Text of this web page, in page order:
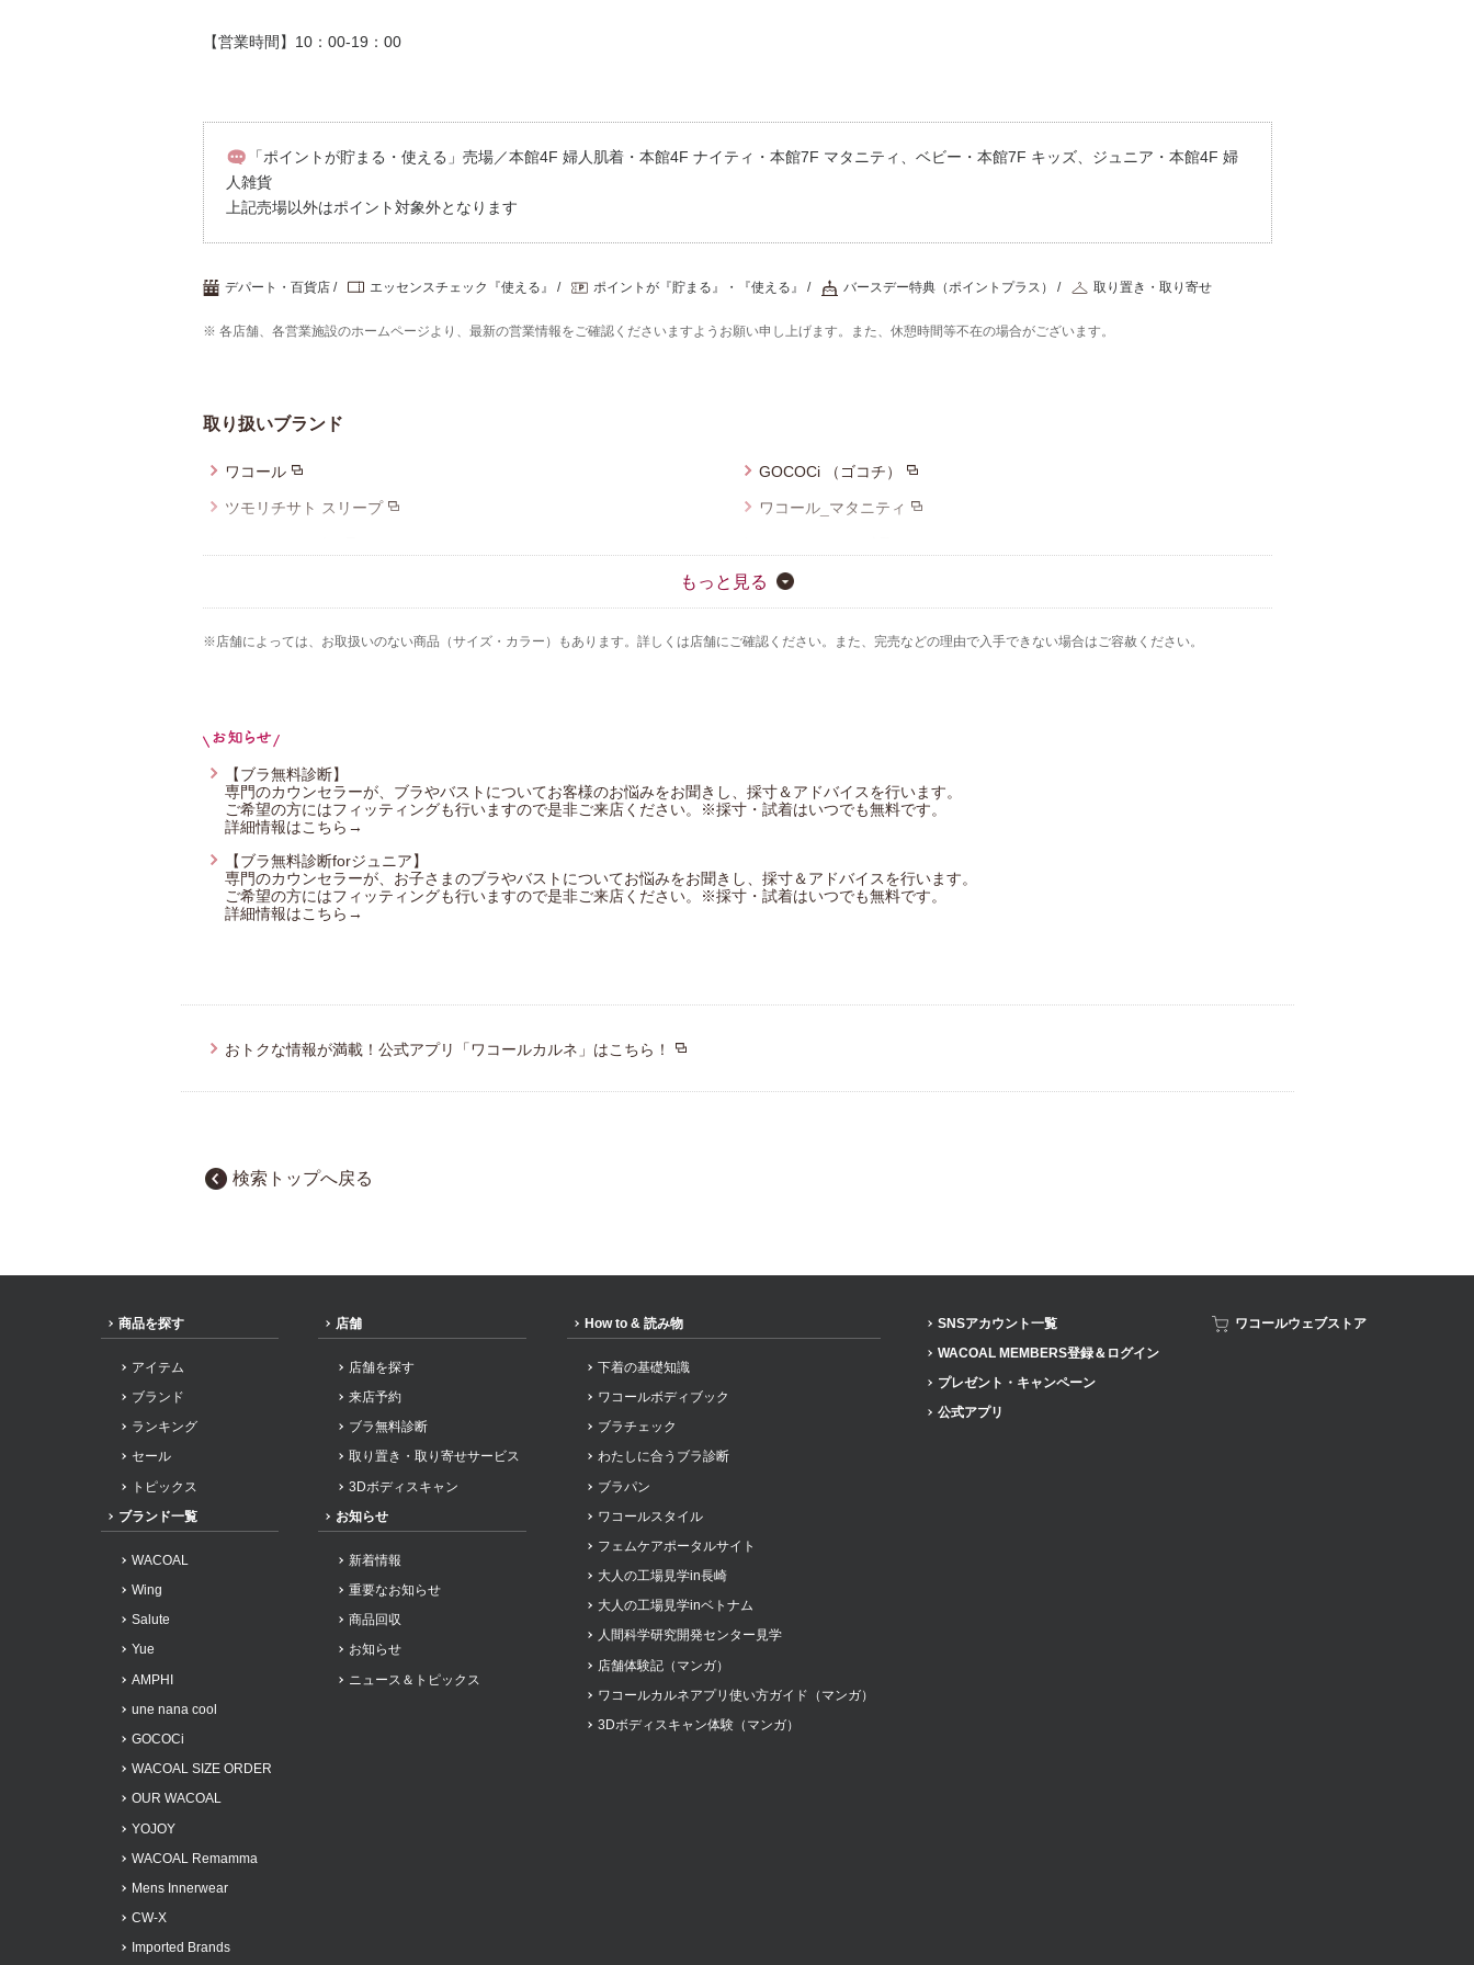
【営業時間】10：00-19：00
「ポイントが貯まる・使える」売場／本館4F 婦人肌着・本館4F ナイティ・本館7F マタニティ、ベビー・本館7F キッズ、ジュニア・本館4F 婦
人雑貨
上記売場以外はポイント対象外となります
デパート・百貨店 エッセンスチェック『使える』 ポイントが『貯まる』・『使える』 バースデー特典（ポイントプラス） 取り置き・取り寄せ
※ 各店舗、各営業施設のホームページより、最新の営業情報をご確認くださいますようお願い申し上げます。また、休憩時間等不在の場合がございます。
取り扱いブランド
ワコール GOCOCi （ゴコチ）
ツモリチサト スリープ ワコール_マタニティ
ワコール／睡眠科学
ワコール_カルソン ワコール／スイムウェア
もっと見る
※店舗によっては、お取扱いのない商品（サイズ・カラー）もあります。詳しくは店舗にご確認ください。また、完売などの理由で入手できない場合はご容赦ください。
【ブラ無料診断】
専門のカウンセラーが、ブラやバストについてお客様のお悩みをお聞きし、採寸＆アドバイスを行います。
ご希望の方にはフィッティングも行いますので是非ご来店ください。※採寸・試着はいつでも無料です。
詳細情報はこちら→
【ブラ無料診断forジュニア】
専門のカウンセラーが、お子さまのブラやバストについてお悩みをお聞きし、採寸＆アドバイスを行います。
ご希望の方にはフィッティングも行いますので是非ご来店ください。※採寸・試着はいつでも無料です。
詳細情報はこちら→
おトクな情報が満載！公式アプリ「ワコールカルネ」はこちら！
検索トップへ戻る
商品を探す
アイテム
ブランド
ランキング
セール
トピックス
ブランド一覧
WACOAL
Wing
Salute
Yue
AMPHI
une nana cool
GOCOCi
WACOAL SIZE ORDER
OUR WACOAL
YOJOY
WACOAL Remamma
Mens Innerwear
CW-X
Imported Brands
店舗
店舗を探す
来店予約
ブラ無料診断
取り置き・取り寄せサービス
3Dボディスキャン
お知らせ
新着情報
重要なお知らせ
商品回収
お知らせ
ニュース＆トピックス
How to & 読み物
下着の基礎知識
ワコールボディブック
ブラチェック
わたしに合うブラ診断
ブラパン
ワコールスタイル
フェムケアポータルサイト
大人の工場見学in長崎
大人の工場見学inベトナム
人間科学研究開発センター見学
店舗体験記（マンガ）
ワコールカルネアプリ使い方ガイド（マンガ）
3Dボディスキャン体験（マンガ）
SNSアカウント一覧
WACOAL MEMBERS登録＆ログイン
プレゼント・キャンペーン
公式アプリ
ワコールウェブストア